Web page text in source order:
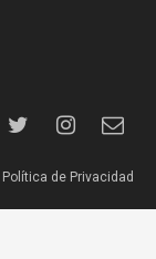
Política de Privacidad